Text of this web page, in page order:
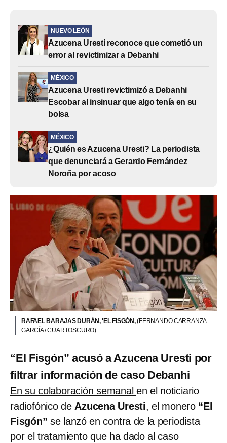
NUEVO LEÓN
Azucena Uresti reconoce que cometió un
error al revictimizar a Debanhi
MÉXICO
Azucena Uresti revictimizó a Debanhi
Escobar al insinuar que algo tenía en su
bolsa
MÉXICO
¿Quién es Azucena Uresti? La periodista
que denunciará a Gerardo Fernández
Noroña por acoso
RAFAEL BARAJAS DURÁN, 'EL FISGÓN,(FERNANDO CARRANZA
GARCÍA / CUARTOSCURO)
“El Fisgón” acusó a Azucena Uresti por
filtrar información de caso Debanhi
En su colaboración semanalen el noticiario
radiofónico deAzucena Uresti, el monero “El
Fisgón” se lanzó en contra de la periodista
por el tratamiento que ha dado al caso